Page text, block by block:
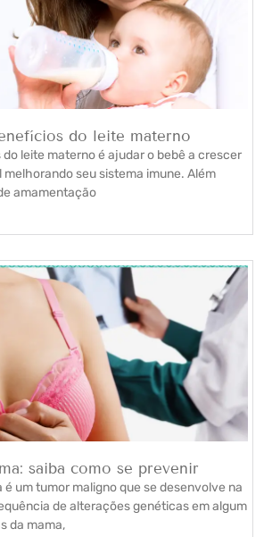
do leite materno
leite materno é ajudar o bebê a crescer
seu sistema imune. Além
amamentação
saiba como se prevenir
é um tumor maligno que se desenvolve na
de alterações genéticas em algum
da mama,